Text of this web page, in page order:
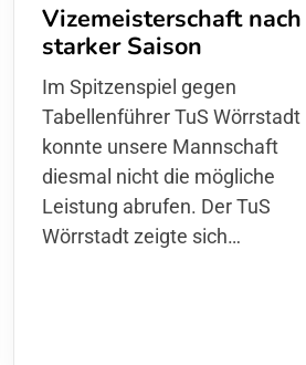
Vizemeisterschaft nach
starker Saison
Im Spitzenspiel gegen
Tabellenführer TuS Wörrstadt
konnte unsere Mannschaft
diesmal nicht die mögliche
Leistung abrufen. Der TuS
Wörrstadt zeigte sich…